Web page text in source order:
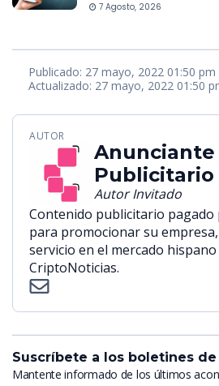
7 Agosto, 2026
Publicado: 27 mayo, 2022 01:50
Actualizado: 27 mayo, 2022 01:50
AUTOR
Anunciante
Publicitario
Autor Invitado
Contenido publicitario
para promocionar su
servicio en el mercado
CriptoNoticias.
Suscríbete a los boletines
Mantente informado de los últimos